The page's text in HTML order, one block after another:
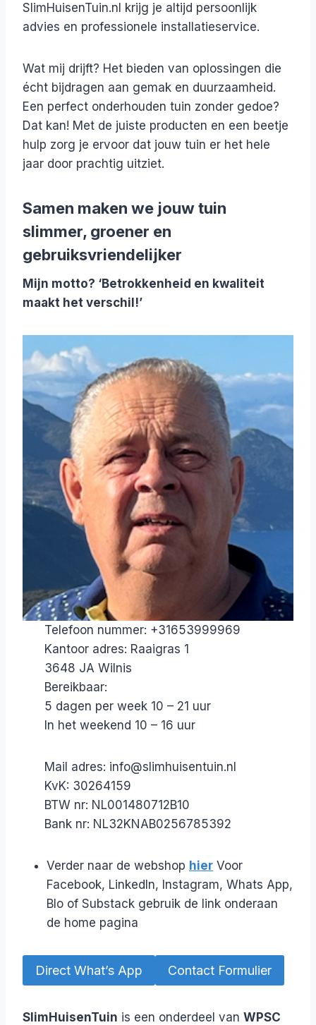
SlimHuisenTuin.nl krijg je altijd persoonlijk
advies en professionele installatieservice.
Wat mij drijft? Het bieden van oplossingen die
écht bijdragen aan gemak en duurzaamheid.
Een perfect onderhouden tuin zonder gedoe?
Dat kan! Met de juiste producten en een beetje
hulp zorg je ervoor dat jouw tuin er het hele
jaar door prachtig uitziet.
Samen maken we jouw tuin
slimmer, groener en
gebruiksvriendelijker
Mijn motto? ‘Betrokkenheid en kwaliteit
maakt het verschil!’
Telefoon nummer: +31653999969
Kantoor adres: Raaigras 1
3648 JA Wilnis
Bereikbaar:
5 dagen per week 10 – 21 uur
In het weekend 10 – 16 uur
Mail adres: info@slimhuisentuin.nl
KvK: 30264159
BTW nr: NL001480712B10
Bank nr: NL32KNAB0256785392
Verder naar de webshop hier Voor
Facebook, LinkedIn, Instagram, Whats App,
Blo of Substack gebruik de link onderaan
de home pagina
Direct What’s App Contact Formulier
SlimHuisenTuin is een onderdeel van WPSC